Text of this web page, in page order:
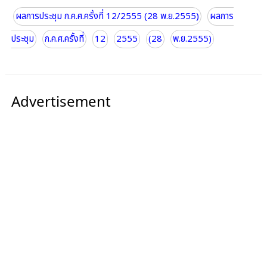
ผลการประชุม ก.ค.ศ.ครั้งที่ 12/2555 (28 พ.ย.2555)
ผลการ
ประชุม
ก.ค.ศ.ครั้งที่ 12 2555 (28 พ.ย.2555)
Advertisement